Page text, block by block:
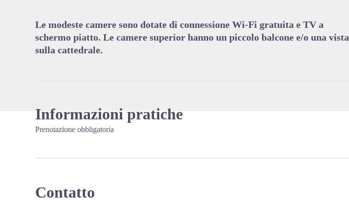
Le modeste camere sono dotate di connessione Wi-Fi gratuita e TV a
schermo piatto. Le camere superior hanno un piccolo balcone e/o una vista
sulla cattedrale.
Informazioni pratiche
Prenotazione obbligatoria
Contatto